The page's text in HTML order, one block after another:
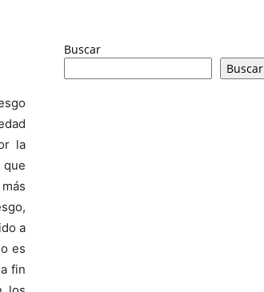
la
a
es
fin
Buscar
Buscar